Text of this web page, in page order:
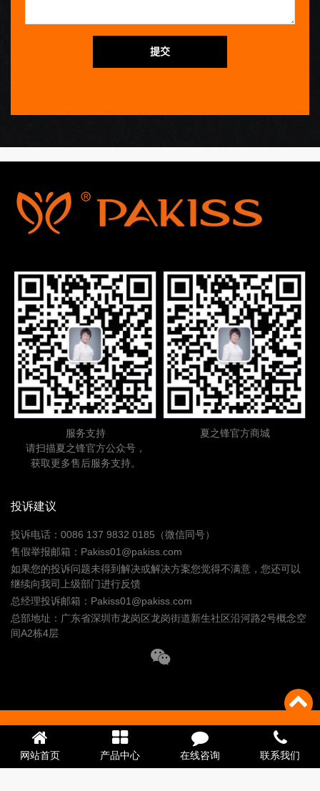
服务支持
请扫描夏之锋官方公众号，
获取更多售后服务支持。
夏之锋官方商城
投诉建议
投诉电话：0086 137 9832 0185（微信同号）
售假举报邮箱：Pakiss01@pakiss.com
如果您的投诉问题未得到解决或解决方案您觉得不满意，您还可以
继续向我司上级部门进行反馈
总经理投诉邮箱：Pakiss01@pakiss.com
总部地址：广东省深圳市龙岗区龙岗街道新生社区沿河路2号概念空
间A2栋4层
Copyright © 深圳夏之锋电子有限公司 版权所有 备案号：
粤ICP备
14005981号-7
粤公网安备44030002010525号
网站首页 产品中心 在线咨询 联系我们